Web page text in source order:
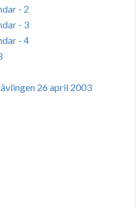
- 2
- 3
- 4
26 april 2003